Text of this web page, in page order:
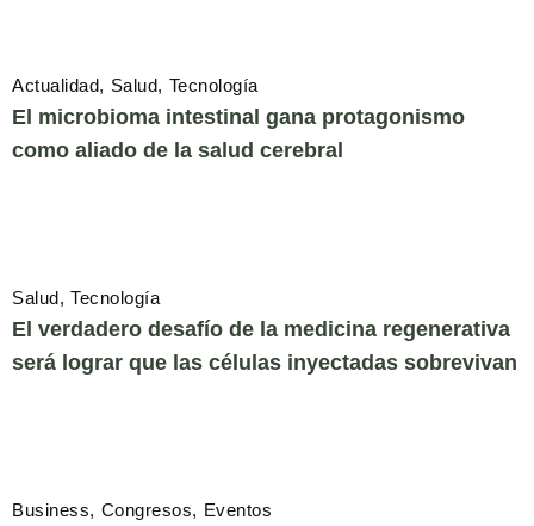
Actualidad Salud Tecnología
El microbioma intestinal gana protagonismo
como aliado de la salud cerebral
Salud Tecnología
El verdadero desafío de la medicina regenerativa
será lograr que las células inyectadas sobrevivan
Business Congresos Eventos